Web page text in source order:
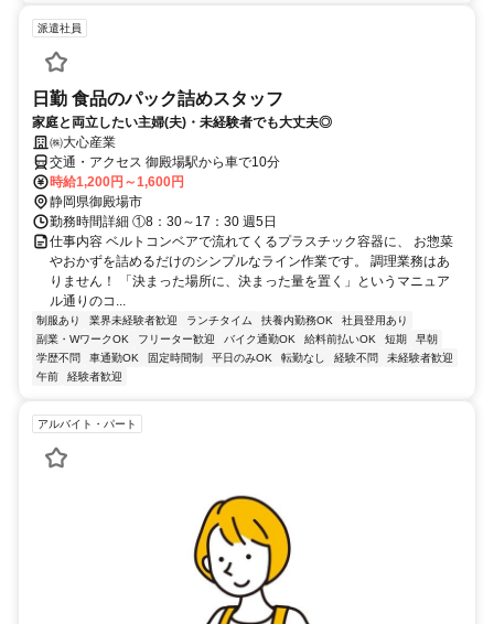
派遣社員
日勤 食品のパック詰めスタッフ
家庭と両立したい主婦(夫)・未経験者でも大丈夫◎
㈱大心産業
交通・アクセス 御殿場駅から車で10分
時給1,200円～1,600円
静岡県御殿場市
勤務時間詳細 ①8：30～17：30 週5日
仕事内容 ベルトコンベアで流れてくるプラスチック容器に、 お惣菜
やおかずを詰めるだけのシンプルなライン作業です。 調理業務はあ
りません！ 「決まった場所に、決まった量を置く」というマニュア
ル通りのコ...
制服あり 業界未経験者歓迎 ランチタイム 扶養内勤務OK
社員登用あり
副業・WワークOK
フリーター歓迎 バイク通勤OK 給料前払いOK 短期
早朝
学歴不問
車通勤OK 固定時間制 平日のみOK 転勤なし 経験不問
未経験者歓迎
午前
経験者歓迎
アルバイト・パート